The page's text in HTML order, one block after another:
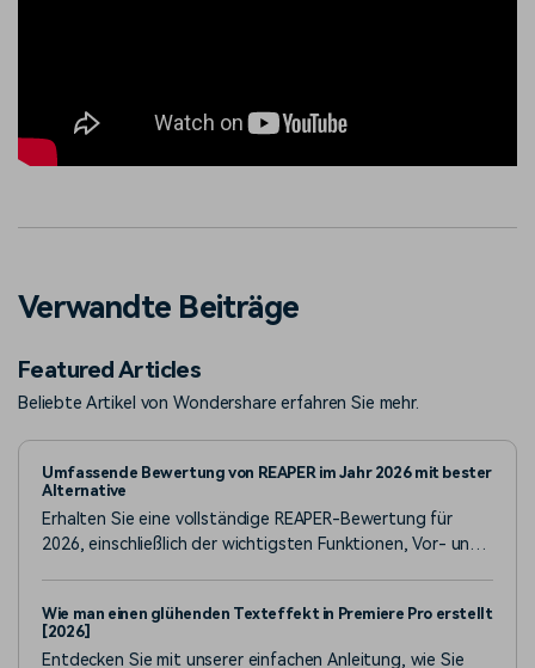
Verwandte Beiträge
Featured Articles
Beliebte Artikel von Wondershare erfahren Sie mehr.
Umfassende Bewertung von REAPER im Jahr 2026 mit bester
Alternative
Erhalten Sie eine vollständige REAPER-Bewertung für
2026, einschließlich der wichtigsten Funktionen, Vor- und
für Audio- und Videobearbeitung benötigen.
Wie man einen glühenden Texteffekt in Premiere Pro erstellt
[2026]
Entdecken Sie mit unserer einfachen Anleitung, wie Sie